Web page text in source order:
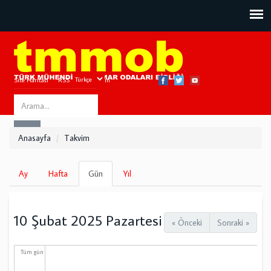
Site Haritası RSS Bize Ulaşın
Search
this
Anasayfa Takvim
Birincil
sekmeler
Ay Hafta Gün
sekme)
Yıl
« Önceki Sonraki »
10 Şubat 2025 Pazartesi
Tüm gün